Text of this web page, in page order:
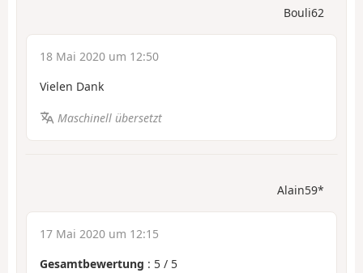
Bouli62
18 Mai 2020 um 12:50
Vielen Dank
Maschinell übersetzt
Alain59*
17 Mai 2020 um 12:15
Gesamtbewertung : 5 / 5